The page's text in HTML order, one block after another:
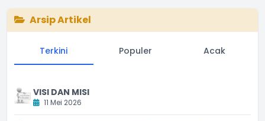
Arsip Artikel
Terkini Populer Acak
VISI DAN MISI
11 Mei 2026